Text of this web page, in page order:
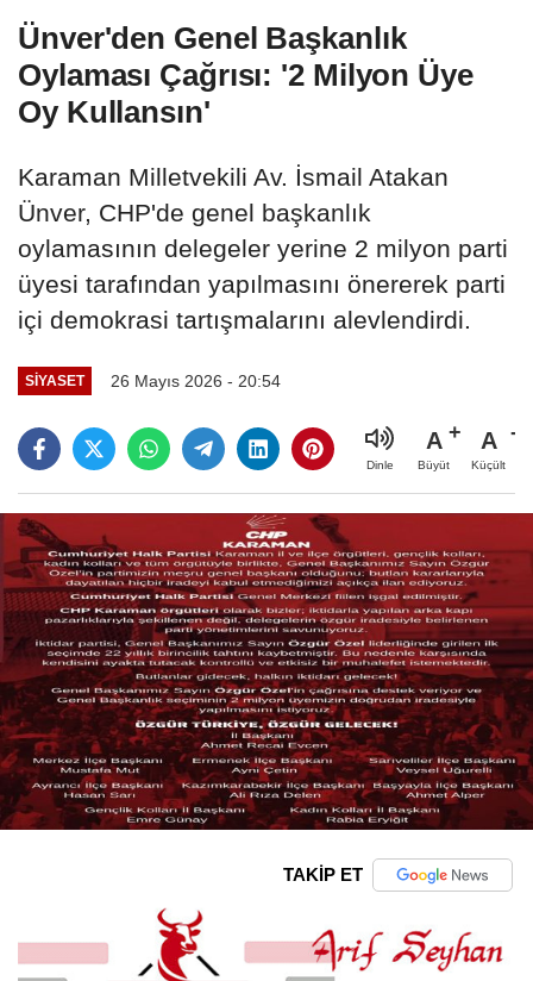
Ünver'den Genel Başkanlık
Oylaması Çağrısı: '2 Milyon Üye
Oy Kullansın'
Karaman Milletvekili Av. İsmail Atakan
Ünver, CHP'de genel başkanlık
oylamasının delegeler yerine 2 milyon parti
üyesi tarafından yapılmasını önererek parti
içi demokrasi tartışmalarını alevlendirdi.
SIYASET 26 Mayıs 2026 - 20:54
Dinle
A
Büyüt
A
Küçült
TAKİP ET